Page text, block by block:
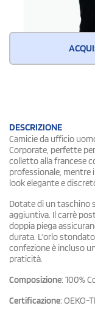
DESCRIZIONE
Camicie da ufficio
Corporate, perfette
colletto alla francese
professionale,
look elegante e
Dotate di un taschino
aggiuntiva. Il carrè
doppia piega
durata. L'orlo
confezione è incluso
praticità.
Composizione: 100%
Certificazione: OEKO-